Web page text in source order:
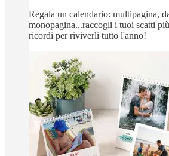
Regala un calendario: multipagina,
monopagina...raccogli i tuoi scatti
ricordi per riviverli tutto l'anno!